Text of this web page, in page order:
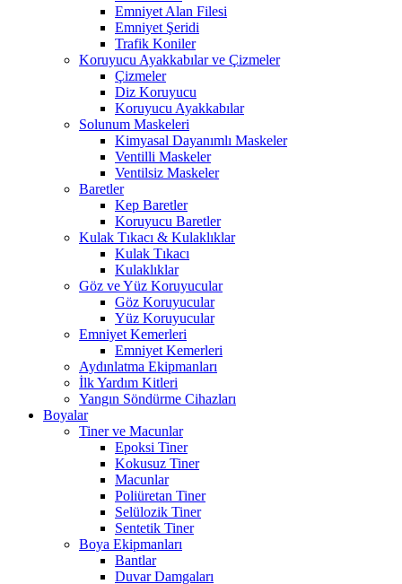
Emniyet Alan Filesi
Emniyet Şeridi
Trafik Koniler
Koruyucu Ayakkabılar ve Çizmeler
Çizmeler
Diz Koruyucu
Koruyucu Ayakkabılar
Solunum Maskeleri
Kimyasal Dayanımlı Maskeler
Ventilli Maskeler
Ventilsiz Maskeler
Baretler
Kep Baretler
Koruyucu Baretler
Kulak Tıkacı & Kulaklıklar
Kulak Tıkacı
Kulaklıklar
Göz ve Yüz Koruyucular
Göz Koruyucular
Yüz Koruyucular
Emniyet Kemerleri
Emniyet Kemerleri
Aydınlatma Ekipmanları
İlk Yardım Kitleri
Yangın Söndürme Cihazları
Boyalar
Tiner ve Macunlar
Epoksi Tiner
Kokusuz Tiner
Macunlar
Poliüretan Tiner
Selülozik Tiner
Sentetik Tiner
Boya Ekipmanları
Bantlar
Duvar Damgaları